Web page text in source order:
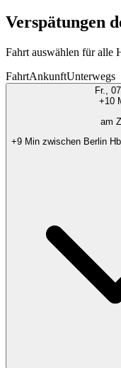
Verspätungen
Fahrt auswählen für alle
FahrtAnkunftUnterwegs
Fr.,
+10
am
+9 Min zwischen Berlin